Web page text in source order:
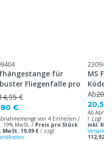
für
Fliegenfalle pro
€
€
von 4 Einheiten /
19% MwSt. / Preis pro Stück
MwSt. 19,09 € / zzgl.
2309416
MS
Ab
20,59
Ab
/ zzgl.
inkl.
112,92